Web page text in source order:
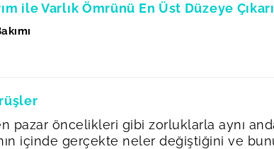
ile Varlık Ömrünü En Üst Düzeye
pazar öncelikleri gibi zorluklarla aynı
içinde gerçekte neler değiştiğini ve